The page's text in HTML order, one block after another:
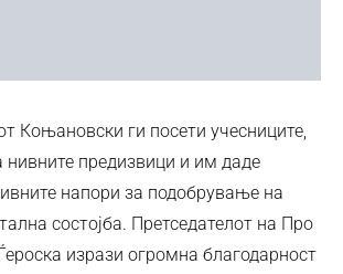
Коњановски ги посети учесниците,
нивните предизвици и им даде
напори за подобрување на
состојба. Претседателот на Про
изрази огромна благодарност